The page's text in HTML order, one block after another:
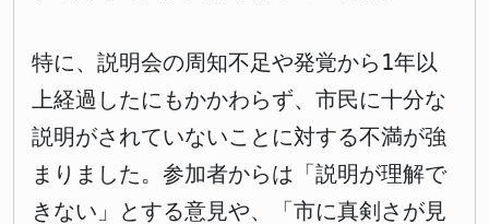
特に、説明会の周知不足や発覚から1年以
上経過したにもかかわらず、市民に十分な
説明がされていないことに対する不満が強
まりました。参加者からは「説明が理解で
きない」とする意見や、「市に真剣さが見